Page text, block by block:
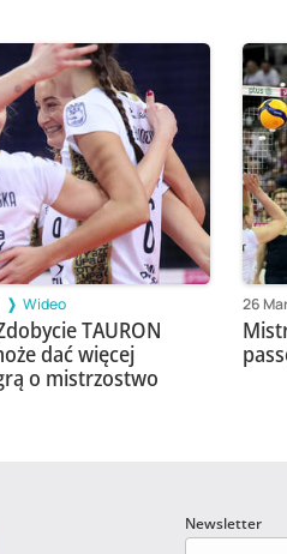
Wideo
TAURON
dać więcej
o mistrzostwo
26
Newsletter